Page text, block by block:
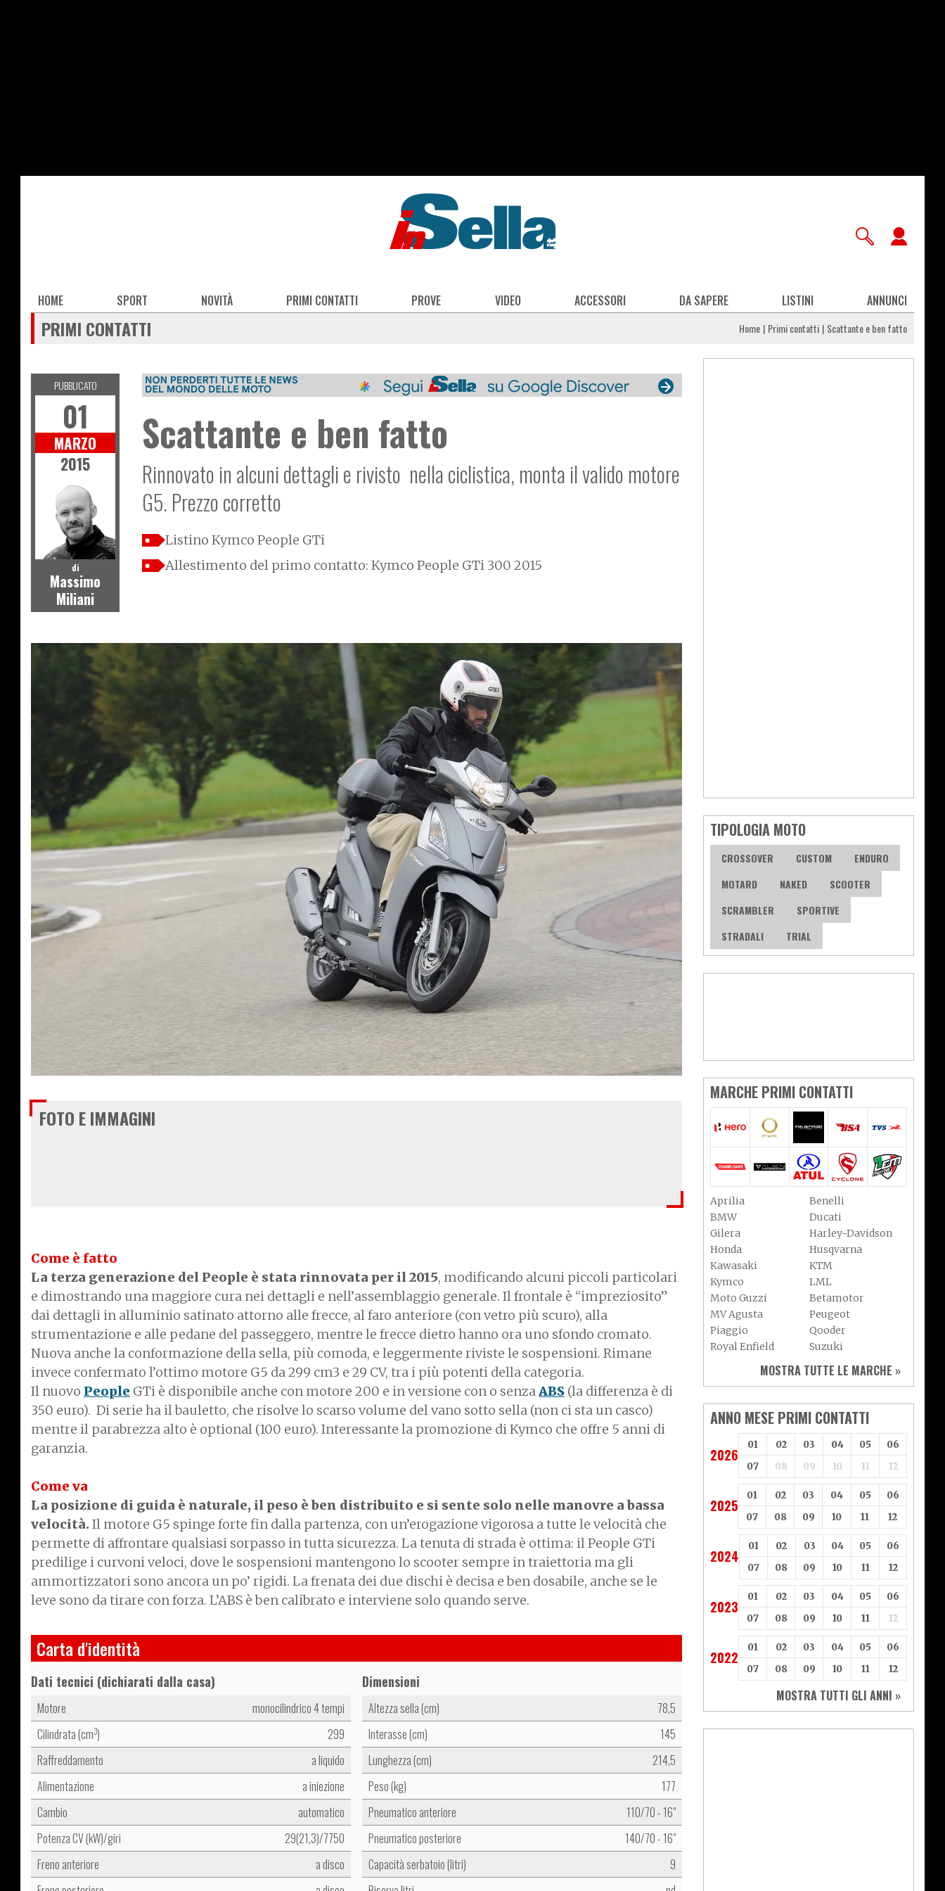
Main
navigation
HOME SPORT NOVITÀ PRIMI CONTATTI PROVE VIDEO ACCESSORI DA SAPERE LISTINI ANNUNCI
PRIMI CONTATTI Home Primi contatti Scattante e ben fatto
Scattante e ben fatto
Rinnovato in alcuni dettagli e rivisto nella ciclistica, monta il valido motore
G5. Prezzo corretto
Listino Kymco People GTi
Allestimento del primo contatto: Kymco People GTi 300 2015
PUBBLICATO
01
MARZO
2015
di
Massimo
Miliani
FOTO E IMMAGINI
Come è fatto
La terza generazione del People è stata rinnovata per il 2015, modificando alcuni piccoli particolari
e dimostrando una maggiore cura nei dettagli e nell’assemblaggio generale. Il frontale è “impreziosito”
dai dettagli in alluminio satinato attorno alle frecce, al faro anteriore (con vetro più scuro), alla
strumentazione e alle pedane del passeggero, mentre le frecce dietro hanno ora uno sfondo cromato.
Nuova anche la conformazione della sella, più comoda, e leggermente riviste le sospensioni. Rimane
invece confermato l’ottimo motore G5 da 299 cm3 e 29 CV, tra i più potenti della categoria.
Il nuovo People GTi è disponibile anche con motore 200 e in versione con o senzaABS (la differenza è di
350 euro). Di serie ha il bauletto, che risolve lo scarso volume del vano sotto sella (non ci sta un casco)
mentre il parabrezza alto è optional (100 euro). Interessante la promozione di Kymco che offre 5 anni di
garanzia.
Come va
La posizione di guida è naturale, il peso è ben distribuito e si sente solo nelle manovre a bassa
velocità. Il motore G5 spinge forte fin dalla partenza, con un’erogazione vigorosa a tutte le velocità che
permette di affrontare qualsiasi sorpasso in tutta sicurezza. La tenuta di strada è ottima: il People GTi
predilige i curvoni veloci, dove le sospensioni mantengono lo scooter sempre in traiettoria ma gli
ammortizzatori sono ancora un po’ rigidi. La frenata dei due dischi è decisa e ben dosabile, anche se le
leve sono da tirare con forza. L’ABS è ben calibrato e interviene solo quando serve.
Carta d'identità
Dati tecnici (dichiarati dalla casa)
Motore
monocilindrico 4 tempi
Cilindrata (cm3)
299
Raffreddamento
a liquido
Alimentazione
a iniezione
Cambio
automatico
Potenza CV (kW)/giri
29(21,3)/7750
Freno anteriore
a disco
Dimensioni
Altezza sella (cm)
78,5
Interasse (cm)
145
Lunghezza (cm)
214,5
Peso (kg)
177
Pneumatico anteriore
110/70 - 16"
Pneumatico posteriore
140/70 - 16"
Capacità serbatoio (litri)
9
TIPOLOGIA MOTO
CROSSOVER CUSTOM
ENDURO
MOTARD
NAKED
SCOOTER
SCRAMBLER
SPORTIVE
STRADALI
TRIAL
MARCHE PRIMI CONTATTI
Aprilia
Benelli
BMW
Ducati
Gilera
Harley-Davidson
Honda
Husqvarna
Kawasaki
KTM
Kymco
LML
Moto Guzzi
Betamotor
MV Agusta
Peugeot
Piaggio
Qooder
Royal Enfield
Suzuki
Triumph
Yamaha
Aeon
Aspes
Axy
Baotian
MOSTRA TUTTE LE MARCHE »
ANNO MESE PRIMI CONTATTI
2026
01 02 03 04 05
06
07
08 09 10 11 12
2025
01 02 03 04 05
06
07
08 09 10 11 12
2024
01 02 03 04 05
06
07
08 09 10 11 12
2023
01 02 03 04 05
06
07
08 09 10 11 12
2022
01 02 03 04 05
06
07
08 09 10 11 12
MOSTRA TUTTI GLI ANNI »